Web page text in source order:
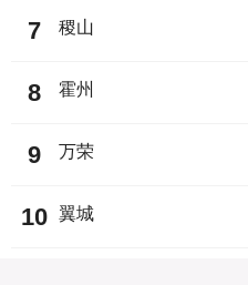
7 稷山
8 霍州
9 万荣
10 翼城